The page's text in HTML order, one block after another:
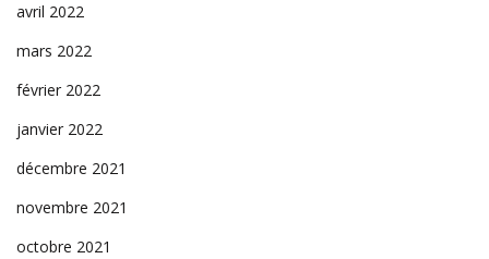
avril 2022
mars 2022
février 2022
janvier 2022
décembre 2021
novembre 2021
octobre 2021